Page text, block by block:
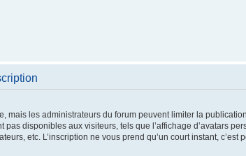
mais les administrateurs du forum peuvent limiter la
disponibles aux visiteurs, tels que l’affichage d’avatars
etc. L’inscription ne vous prend qu’un court instant,